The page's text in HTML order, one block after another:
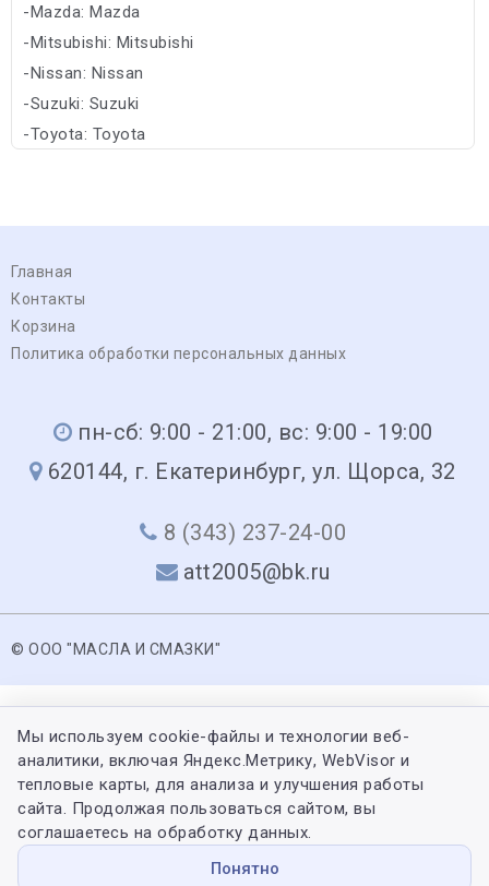
-Mazda: Mazda
-Mitsubishi: Mitsubishi
-Nissan: Nissan
-Suzuki: Suzuki
-Toyota: Toyota
Главная
Контакты
Корзина
Политика обработки персональных данных
пн-сб: 9:00 - 21:00, вс: 9:00 - 19:00
620144, г. Екатеринбург, ул. Щорса, 32
8 (343) 237-24-00
att2005@bk.ru
© ООО "МАСЛА И СМАЗКИ"
Мы используем cookie-файлы и технологии веб-
аналитики, включая Яндекс.Метрику, WebVisor и
тепловые карты, для анализа и улучшения работы
сайта. Продолжая пользоваться сайтом, вы
соглашаетесь на обработку данных.
Понятно